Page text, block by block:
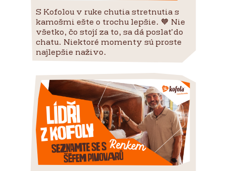
S Kofolou v ruke chutia stretnutia s
kamošmi ešte o trochu lepšie. 🧡 Nie
všetko, čo stojí za to, sa dá poslať do
chatu. Niektoré momenty sú proste
najlepšie naživo.